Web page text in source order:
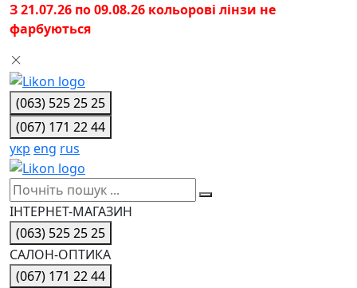
З 21.07.26 по 09.08.26 кольорові лінзи не
фарбуються
(063) 525 25 25
(067) 171 22 44
укр eng rus
ІНТЕРНЕТ-МАГАЗИН
(063) 525 25 25
САЛОН-ОПТИКА
(067) 171 22 44